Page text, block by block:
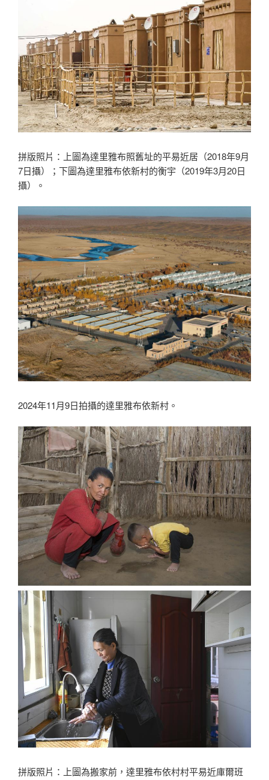
拼版照片：上圖為達里雅布照舊址的平易近居（2018年9月
7日攝）；下圖為達里雅布依新村的衡宇（2019年3月20日
攝）。
2024年11月9日拍攝的達里雅布依新村。
拼版照片：上圖為搬家前，達里雅布依村村平易近庫爾班